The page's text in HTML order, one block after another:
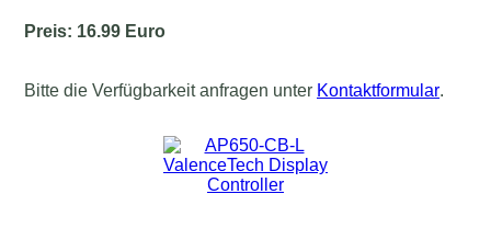
Preis: 16.99 Euro
Bitte die Verfügbarkeit anfragen unter Kontaktformular.